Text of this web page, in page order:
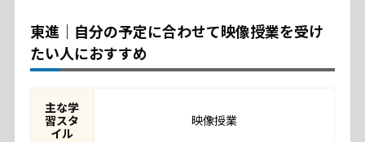
東進｜自分の予定に合わせて映像授業を受け
たい人におすすめ
主な学
習スタ
イル
映像授業